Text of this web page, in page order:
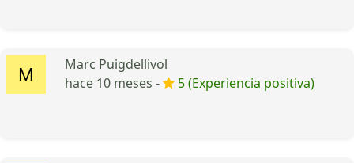
Marc Puigdellivol
hace 10 meses -
5 (Experiencia positiva)